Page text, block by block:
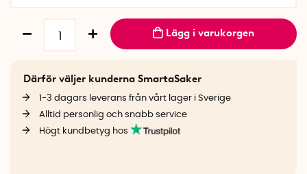
Lägg i varukorgen
Därför väljer kunderna SmartaSaker
1-3 dagars leverans från vårt lager i Sverige
Alltid personlig och snabb service
Högt kundbetyg hos